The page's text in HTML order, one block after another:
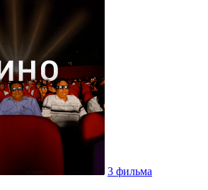
3 фильма